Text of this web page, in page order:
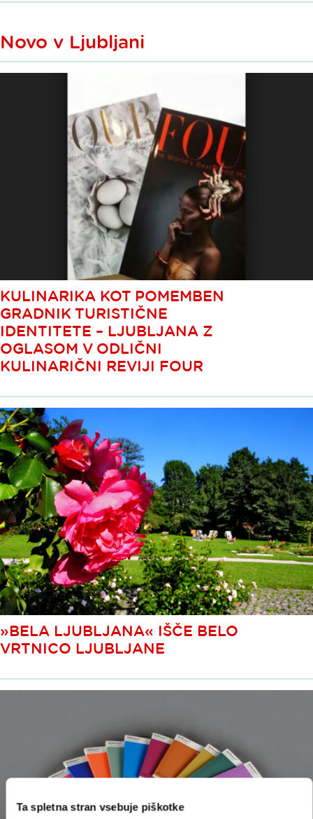
Ta spletna stran vsebuje piškotke
Novo v Ljubljani
KULINARIKA KOT POMEMBEN
GRADNIK TURISTIČNE
IDENTITETE – LJUBLJANA Z
OGLASOM V ODLIČNI
KULINARIČNI REVIJI FOUR
»BELA LJUBLJANA« IŠČE BELO
VRTNICO LJUBLJANE